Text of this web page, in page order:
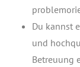
Du kannst
und
Betreu­ung